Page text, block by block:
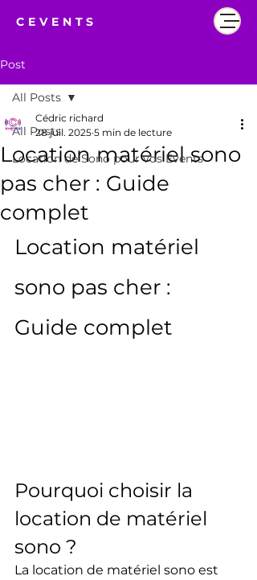
CEVENTS
Post
All Posts
Location de Sono pour vos Events
All Posts
Location matériel sono
pas cher : Guide
complet
Cédric richard
28 juil. 2025 5 min de lecture
Location matériel
sono pas cher :
Guide complet
Pourquoi choisir la
location de matériel
sono ?
La location de matériel sono est